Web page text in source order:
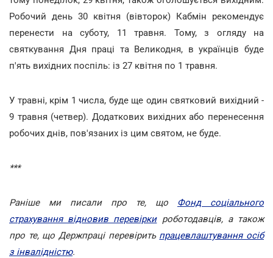
Робочий день 30 квітня (вівторок) Кабмін рекомендує
перенести на суботу, 11 травня. Тому, з огляду на
святкування Дня праці та Великодня, в українців буде
п'ять вихідних поспіль: із 27 квітня по 1 травня.
У травні, крім 1 числа, буде ще один святковий вихідний -
9 травня (четвер). Додаткових вихідних або перенесення
робочих днів, пов'язаних із цим святом, не буде.
***
Раніше ми писали про те, що Фонд соціального
страхування відновив перевіркироботодавців, а також
про те, що Держпраці перевірить працевлаштування осіб
з інвалідністю.